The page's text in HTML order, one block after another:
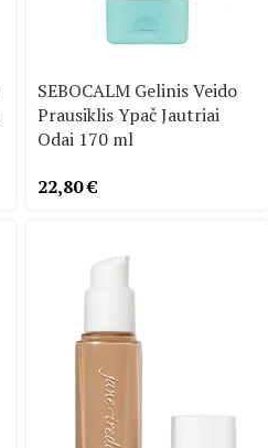
SEBOCALM Gelinis Veido
Prausiklis Ypač Jautriai
Odai 170 ml
22,80€